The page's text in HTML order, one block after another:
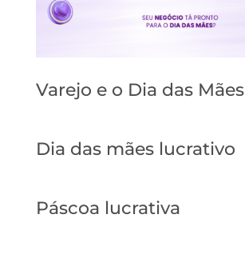
Varejo e o Dia das Mães
Dia das mães lucrativo
Páscoa lucrativa